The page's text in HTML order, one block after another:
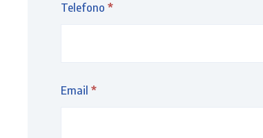
Telefono *
Email *